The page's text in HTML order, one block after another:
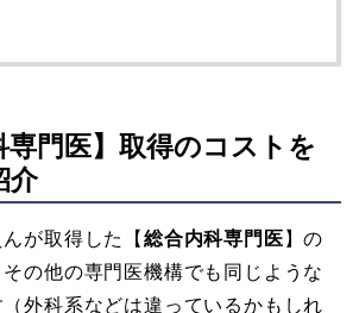
専門医】取得のコストを
介
が取得した【 総合内科専門医 】の
の他の専門医機構でも同じような
外科系などは違っているかもしれ